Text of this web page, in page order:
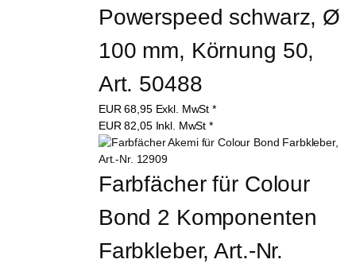
Powerspeed schwarz, Ø
100 mm, Körnung 50,
Art. 50488
EUR68,95 Exkl. MwSt *
EUR82,05 Inkl. MwSt *
Farbfächer für Colour
Bond 2 Komponenten
Farbkleber, Art.-Nr.